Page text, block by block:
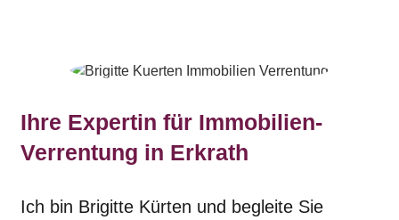
Ihre Expertin für Immobilien-
Verrentung in Erkrath
Ich bin Brigitte Kürten und begleite Sie